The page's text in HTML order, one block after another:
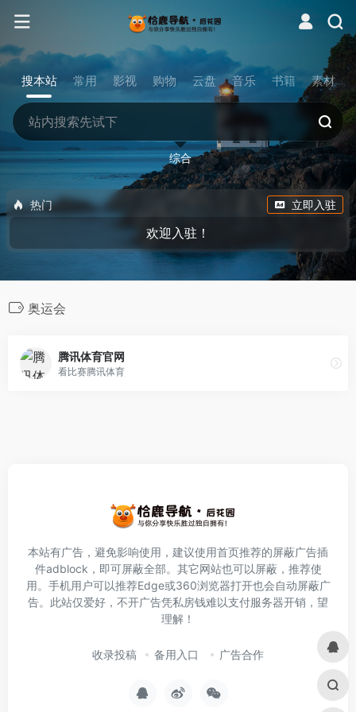
搜本站 常用 影视 购物 云盘 音乐 书籍 素材
综合
热门 立即入驻
欢迎入驻！
奥运会
腾讯体育官网
看比赛腾讯体育
本站有广告，避免影响使用，建议使用首页推荐的屏蔽广告插
件adblock ，即可屏蔽全部。其它网站也可以屏蔽，推荐使
用。手机用户可以推荐Edge或360浏览器打开也会自动屏蔽广
告。此站仅爱好，不开广告凭私房钱难以支付服务器开销，望
理解！
收录投稿 备用入口 广告合作